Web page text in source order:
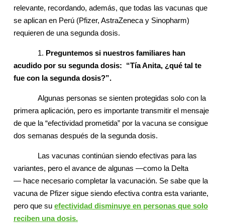
relevante, recordando, además, que todas las vacunas que
se aplican en Perú (Pfizer, AstraZeneca y Sinopharm)
requieren de una segunda dosis.
1. Preguntemos si nuestros familiares han
acudido por su segunda dosis: “Tía Anita, ¿qué tal te
fue con la segunda dosis?”.
Algunas personas se sienten protegidas solo con la
primera aplicación, pero es importante transmitir el mensaje
de que la “efectividad prometida” por la vacuna se consigue
dos semanas después de la segunda dosis.
Las vacunas continúan siendo efectivas para las
variantes, pero el avance de algunas —como la Delta
— hace necesario completar la vacunación. Se sabe que la
vacuna de Pfizer sigue siendo efectiva contra esta variante,
pero que su efectividad disminuye en personas que solo
reciben una dosis.